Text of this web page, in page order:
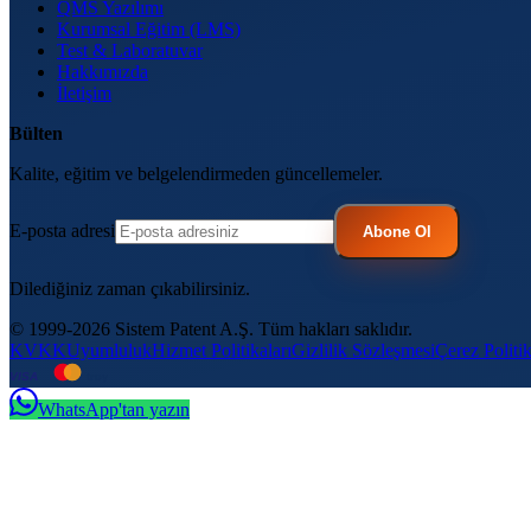
QMS Yazılımı
Kurumsal Eğitim (LMS)
Test & Laboratuvar
Hakkımızda
İletişim
Bülten
Kalite, eğitim ve belgelendirmeden güncellemeler.
E-posta adresi Abone Ol
Dilediğiniz zaman çıkabilirsiniz.
© 1999-2026 Sistem Patent A.Ş. Tüm hakları saklıdır.
KVKKUyumlulukHizmet PolitikalarıGizlilik SözleşmesiÇerez
WhatsApp'tan yazın